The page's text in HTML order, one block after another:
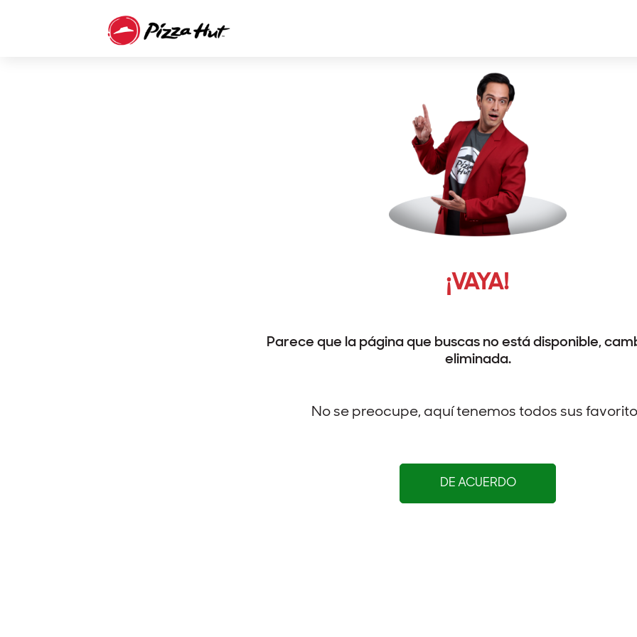
¡VAYA!
Parece que la página que buscas no está disponible,
eliminada.
No se preocupe, aquí tenemos todos sus
DE ACUERDO